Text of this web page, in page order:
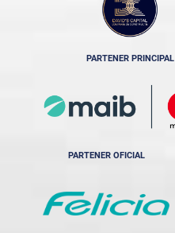
PARTENER PRINCIPAL
PARTENER OFICIAL